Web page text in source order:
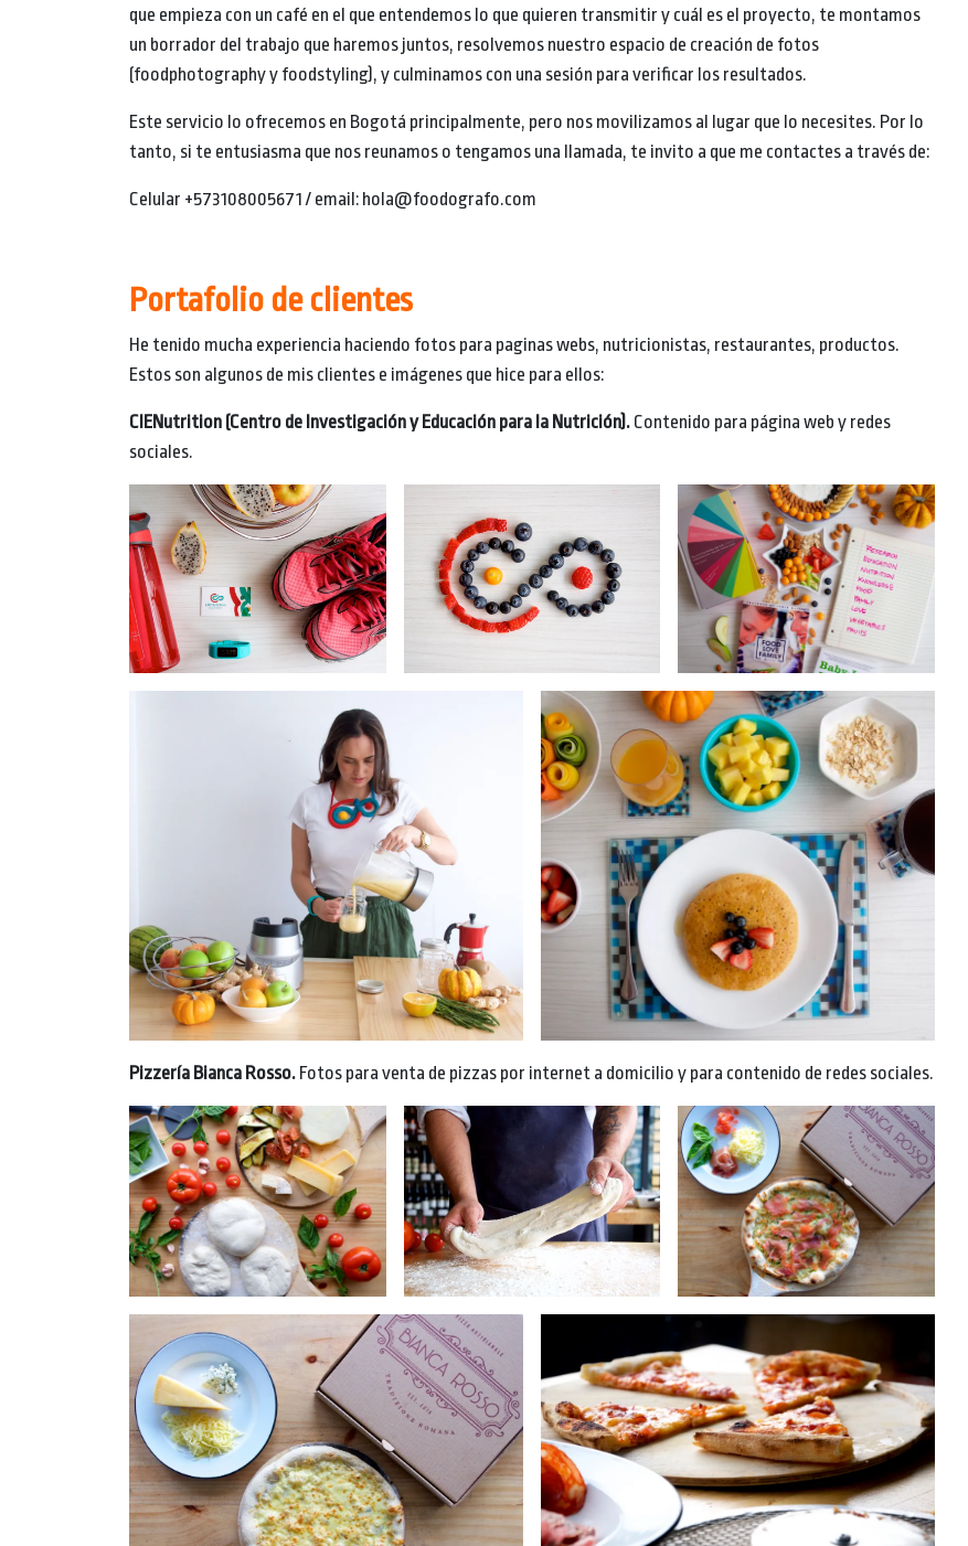
que empieza con un café en el que entendemos lo que quieren transmitir y cuál es el proyecto, te montamos
un borrador del trabajo que haremos juntos, resolvemos nuestro espacio de creación de fotos
(foodphotography y foodstyling), y culminamos con una sesión para verificar los resultados.
Este servicio lo ofrecemos en Bogotá principalmente, pero nos movilizamos al lugar que lo necesites. Por lo
tanto, si te entusiasma que nos reunamos o tengamos una llamada, te invito a que me contactes a través de:
Celular +573108005671 / email: hola@foodografo.com
Portafolio de clientes
He tenido mucha experiencia haciendo fotos para paginas webs, nutricionistas, restaurantes, productos.
Estos son algunos de mis clientes e imágenes que hice para ellos:
CIENutrition (Centro de Investigación y Educación para la Nutrición). Contenido para página web y redes
sociales.
Pizzería Bianca Rosso. Fotos para venta de pizzas por internet a domicilio y para contenido de redes sociales.